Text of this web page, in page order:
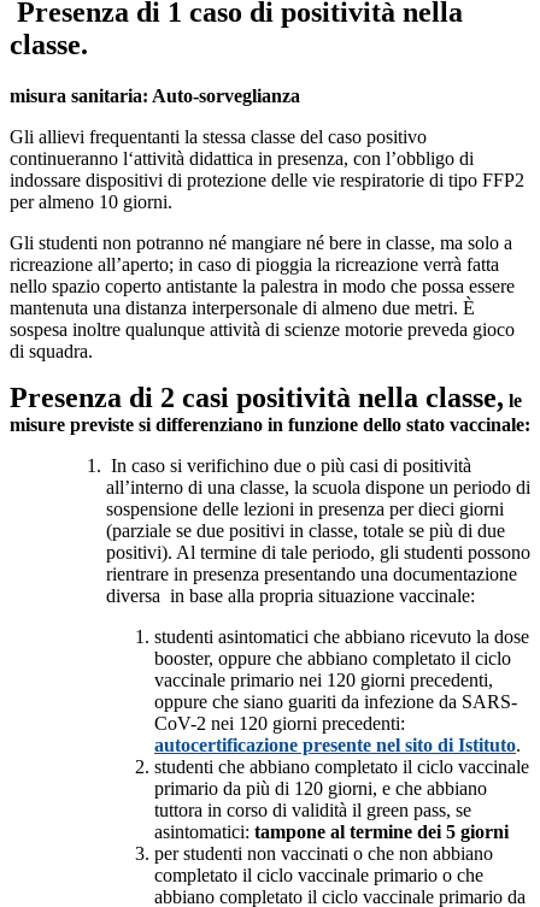
Presenza di 1 caso di positività nella
classe.
misura sanitaria: Auto-sorveglianza
Gli allievi frequentanti la stessa classe del caso positivo
continueranno l‘attività didattica in presenza, con l’obbligo di
indossare dispositivi di protezione delle vie respiratorie di tipo FFP2
per almeno 10 giorni.
Gli studenti non potranno né mangiare né bere in classe, ma solo a
ricreazione all’aperto; in caso di pioggia la ricreazione verrà fatta
nello spazio coperto antistante la palestra in modo che possa essere
mantenuta una distanza interpersonale di almeno due metri. È
sospesa inoltre qualunque attività di scienze motorie preveda gioco
di squadra.
Presenza di 2 casi positività nella classe, le
misure previste si differenziano in funzione dello stato vaccinale:
In caso si verifichino due o più casi di positività
all’interno di una classe, la scuola dispone un periodo di
sospensione delle lezioni in presenza per dieci giorni
(parziale se due positivi in classe, totale se più di due
positivi). Al termine di tale periodo, gli studenti possono
rientrare in presenza presentando una documentazione
diversa in base alla propria situazione vaccinale:
studenti asintomatici che abbiano ricevuto la dose
booster, oppure che abbiano completato il ciclo
vaccinale primario nei 120 giorni precedenti,
oppure che siano guariti da infezione da SARS-
CoV-2 nei 120 giorni precedenti:
autocertificazione presente nel sito di Istituto.
studenti che abbiano completato il ciclo vaccinale
primario da più di 120 giorni, e che abbiano
tuttora in corso di validità il green pass, se
asintomatici: tampone al termine dei 5 giorni
per studenti non vaccinati o che non abbiano
completato il ciclo vaccinale primario o che
abbiano completato il ciclo vaccinale primario da